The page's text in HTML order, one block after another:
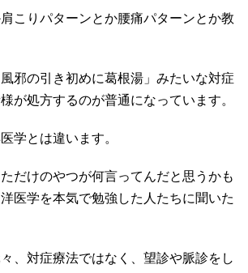
こりパターンとか腰痛パターンとか教
邪の引き初めに葛根湯」みたいな対症
が処方するのが普通になっています。
学とは違います。
だけのやつが何言ってんだと思うかも
医学を本気で勉強した人たちに聞いた
、対症療法ではなく、望診や脈診をし